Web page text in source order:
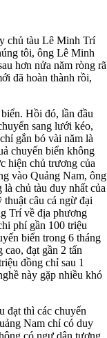
chủ tàu Lê Minh Trí
tôi, ông Lê Minh
hơn nửa năm ròng rã
đã hoàn thành rồi,
Hồi đó, lần đầu
sang lưới kéo,
gắn bó vài năm là
chuyến biển không
hiện chủ trương của
vào Quảng Nam, ông
chủ tàu duy nhất của
câu cá ngừ đại
Trí về địa phương
phí gần 100 triệu
biển trong 6 tháng
đạt gần 2 tấn
đồng chỉ sau 1
này gặp nhiều khó
đạt thì các chuyến
Nam chỉ có duy
có ngư dân tương